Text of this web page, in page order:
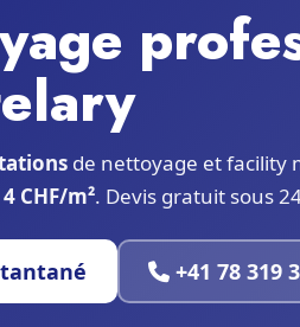
de nettoyage et facility
4 CHF/m². Devis gratuit sous
+41 78 319